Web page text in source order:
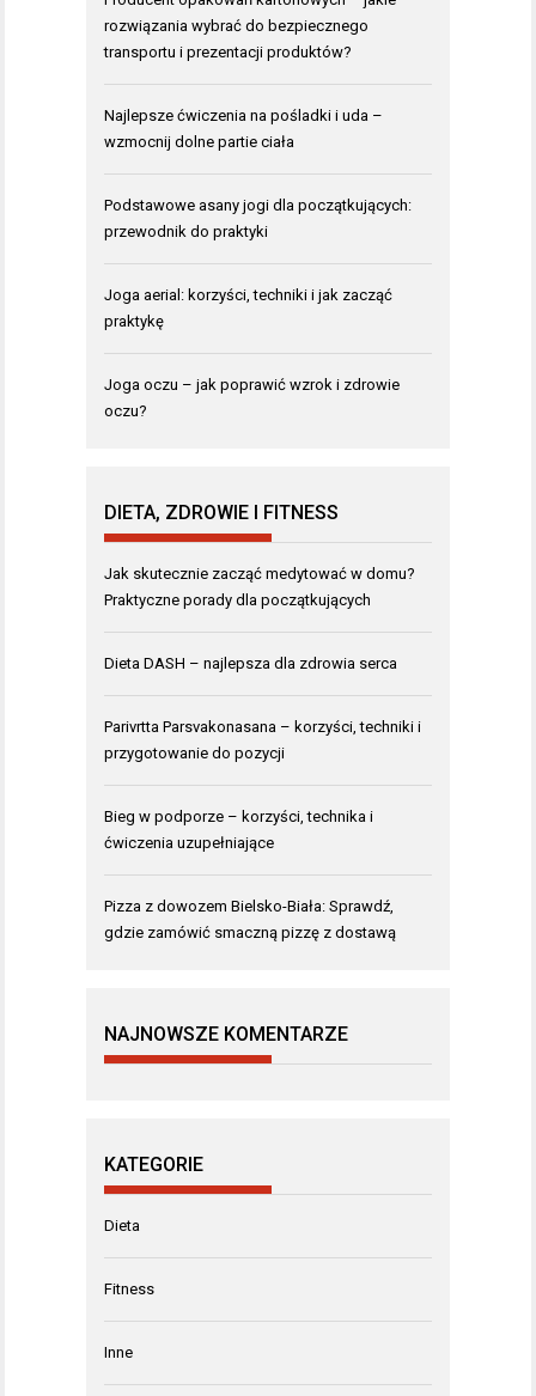
rozwiązania wybrać do bezpiecznego
transportu i prezentacji produktów?
Najlepsze ćwiczenia na pośladki i uda –
wzmocnij dolne partie ciała
Podstawowe asany jogi dla początkujących:
przewodnik do praktyki
Joga aerial: korzyści, techniki i jak zacząć
praktykę
Joga oczu – jak poprawić wzrok i zdrowie
oczu?
DIETA, ZDROWIE I FITNESS
Jak skutecznie zacząć medytować w domu?
Praktyczne porady dla początkujących
Dieta DASH – najlepsza dla zdrowia serca
Parivrtta Parsvakonasana – korzyści, techniki i
przygotowanie do pozycji
Bieg w podporze – korzyści, technika i
ćwiczenia uzupełniające
Pizza z dowozem Bielsko-Biała: Sprawdź,
gdzie zamówić smaczną pizzę z dostawą
NAJNOWSZE KOMENTARZE
KATEGORIE
Dieta
Fitness
Inne